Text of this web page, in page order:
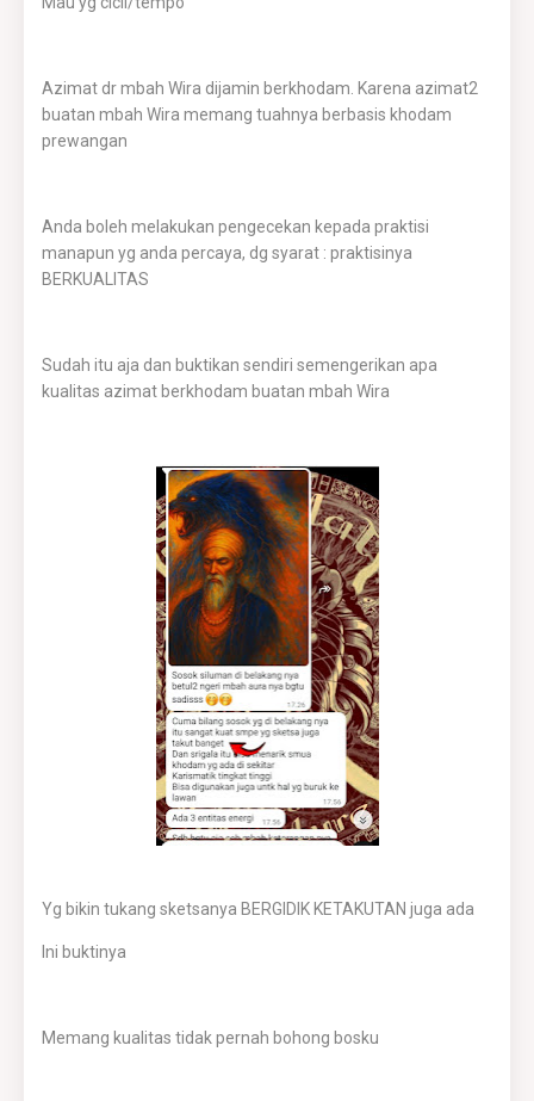
Azimat dr mbah Wira dijamin berkhodam. Karena azimat2
buatan mbah Wira memang tuahnya berbasis khodam
prewangan
Anda boleh melakukan pengecekan kepada praktisi
manapun yg anda percaya, dg syarat : praktisinya
BERKUALITAS
Sudah itu aja dan buktikan sendiri semengerikan apa
kualitas azimat berkhodam buatan mbah Wira
Yg bikin tukang sketsanya BERGIDIK KETAKUTAN juga ada
Ini buktinya
Memang kualitas tidak pernah bohong bosku